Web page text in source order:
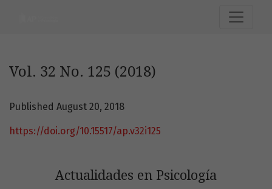
Vol. 32 No. 125 (2018)
Published August 20, 2018
https://doi.org/10.15517/ap.v32i125
Actualidades en Psicología